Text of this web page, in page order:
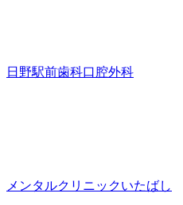
日野駅前歯科口腔外科
メンタルクリニックいたばし